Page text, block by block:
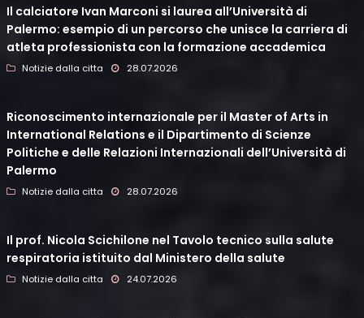
Il calciatore Ivan Marconi si laurea all’Università di
Palermo: esempio di un percorso che unisce la carriera di
atleta professionista con la formazione accademica
Notizie dalla citta 28.07.2026
Riconoscimento internazionale per il Master of Arts in
International Relations e il Dipartimento di Scienze
Politiche e delle Relazioni Internazionali dell’Università di
Palermo
Notizie dalla citta 28.07.2026
Il prof. Nicola Scichilone nel Tavolo tecnico sulla salute
respiratoria istituito dal Ministero della salute
Notizie dalla citta 24.07.2026